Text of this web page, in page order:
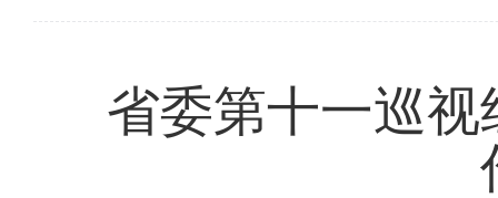
省委第十一巡